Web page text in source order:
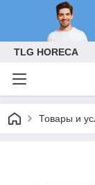
TLG HORECA
Товары и